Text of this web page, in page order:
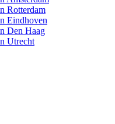
Rotterdam
Eindhoven
Den Haag
Utrecht